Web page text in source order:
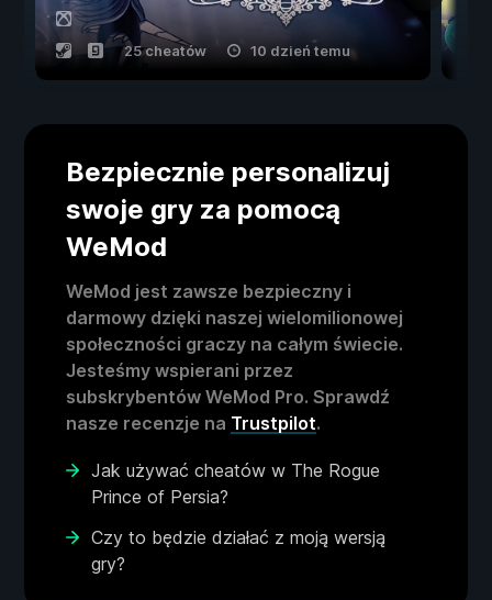
25 cheatów 10 dzień temu
Bezpiecznie personalizuj
swoje gry za pomocą
WeMod
WeMod jest zawsze bezpieczny i
darmowy dzięki naszej wielomilionowej
społeczności graczy na całym świecie.
Jesteśmy wspierani przez
subskrybentów WeMod Pro. Sprawdź
nasze recenzje na Trustpilot.
Jak używać cheatów w The Rogue
Prince of Persia?
Czy to będzie działać z moją wersją
gry?